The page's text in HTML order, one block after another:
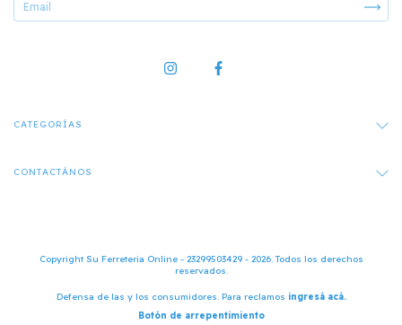
CATEGORÍAS
CONTACTÁNOS
Copyright Su Ferreteria Online - 23299503429 - 2026. Todos los derechos
reservados.
Defensa de las y los consumidores. Para reclamos ingresá acá.
Botón de arrepentimiento